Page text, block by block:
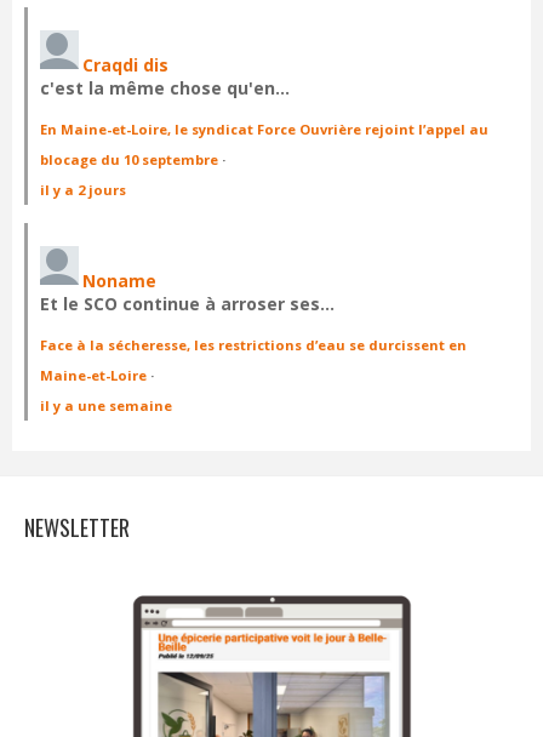
Craqdi dis
c'est la même chose qu'en…
En Maine-et-Loire, le syndicat Force Ouvrière rejoint l’appel au
blocage du 10 septembre ·
il y a 2 jours
Noname
Et le SCO continue à arroser ses…
Face à la sécheresse, les restrictions d’eau se durcissent en
Maine-et-Loire ·
il y a une semaine
NEWSLETTER